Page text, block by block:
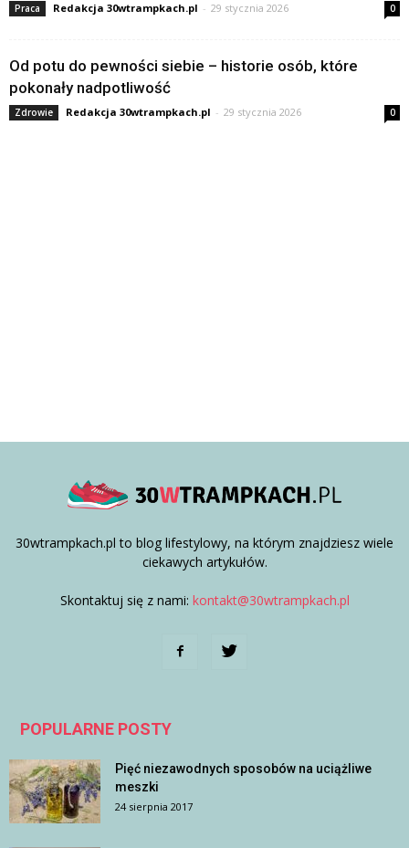
Praca Redakcja 30wtrampkach.pl - 29 stycznia 2026 0
Od potu do pewności siebie – historie osób, które
pokonały nadpotliwość
Zdrowie Redakcja 30wtrampkach.pl - 29 stycznia 2026 0
30wtrampkach.pl to blog lifestylowy, na którym znajdziesz wiele
ciekawych artykułów.
Skontaktuj się z nami: kontakt@30wtrampkach.pl
POPULARNE POSTY
Pięć niezawodnych sposobów na uciążliwe
meszki
24 sierpnia 2017